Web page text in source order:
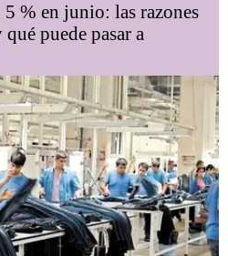
% en junio: las razones
puede pasar a